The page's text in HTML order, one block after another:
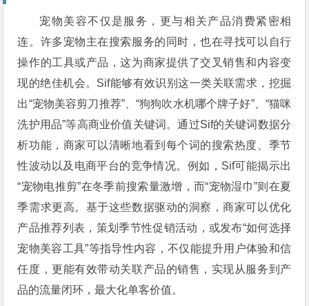
宠物美容不仅是服务，更与相关产品消费紧密相
连。许多宠物主在搜索服务的同时，也在寻找可以自行
操作的工具或产品，这为商家提供了交叉销售和内容变
现的绝佳机会。Sif能够有效识别这一类关联需求，挖掘
出“宠物美容剪刀推荐”、“狗狗吹水机哪个牌子好”、“猫咪
洗护用品”等高商业价值关键词。通过Sif的关键词数据分
析功能，商家可以清晰地看到每个词的搜索热度、季节
性波动以及电商平台的竞争情况。例如，Sif可能揭示出
“宠物电推剪”在冬季前搜索量激增，而“宠物湿巾”则在夏
季需求更高。基于这些数据驱动的洞察，商家可以优化
产品推荐列表，策划季节性促销活动，或发布“如何选择
宠物美容工具”等指导性内容，不仅能提升用户体验和信
任度，更能有效带动关联产品的销售，实现从服务到产
品的流量闭环，最大化单客价值。